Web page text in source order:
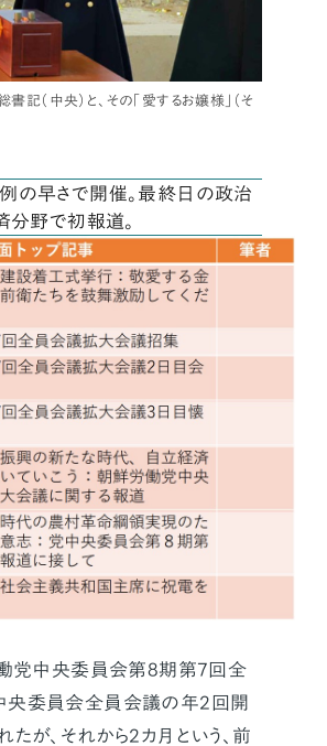
（中央）と、その「愛するお嬢様」（そ
の早さで開催。最終日の政治
分野で初報道。
党中央委員会第8期第7回全
央委員会全員会議の年2回開
が、それから2カ月という、前